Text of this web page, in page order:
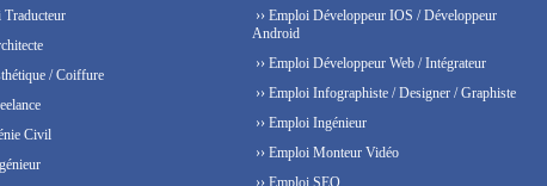
Traducteur
/ Coiffure
Civil
›› Emploi Développeur IOS / Développeur
Android
›› Emploi Développeur Web / Intégrateur
›› Emploi Infographiste / Designer / Graphiste
›› Emploi Ingénieur
›› Emploi Monteur Vidéo
›› Emploi SEO